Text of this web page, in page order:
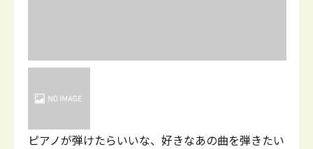
ピアノが弾けたらいいな、好きなあの曲を弾きたい